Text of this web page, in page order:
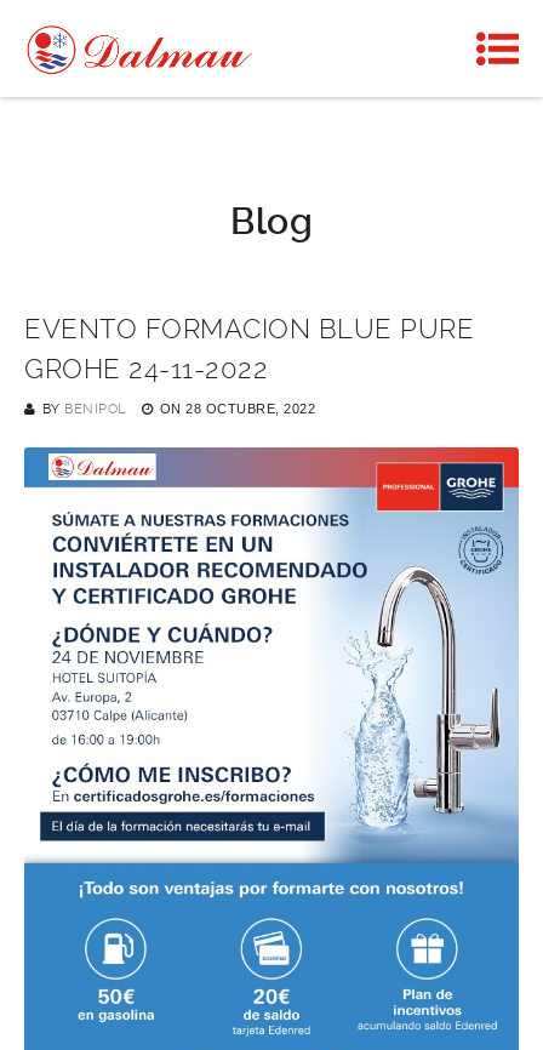
Blog
EVENTO FORMACION BLUE PURE
GROHE 24-11-2022
BY BENIPOL ON 28 OCTUBRE, 2022